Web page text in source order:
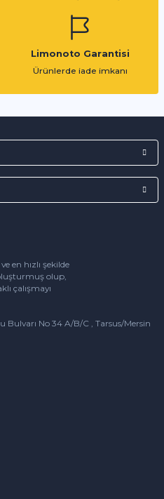
Limonoto Garantisi
Ürünlerde iade imkanı
en hızlı şekilde
olup,
çalışmayı
Bulvarı No 34 A/B/C , Tarsus/Mersin